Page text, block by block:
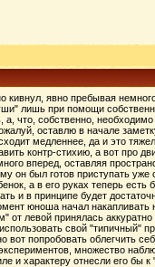
кивнул, явно пребывая
лишь при помощи
что, собственно,
оставлю в начале
медленнее, да и это
контр-стихию, а вот про
вперед, оставляя
он был готов приступать
а в его руках теперь
и в принципе будет
юноша начал
от левой принялась
свой "типичный"
попробовать облегчить
множество
и характеру отнесли его бы к